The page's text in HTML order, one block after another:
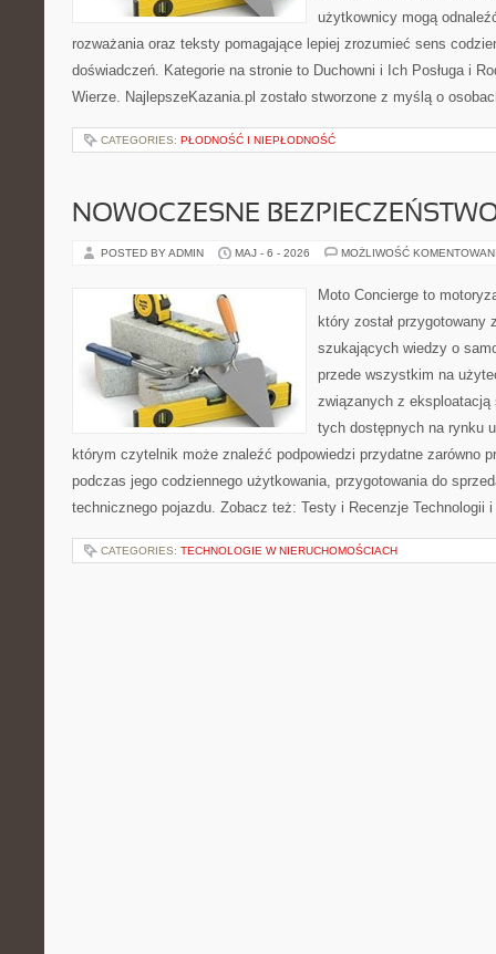
użytkownicy mogą
rozważania oraz teksty pomagające lepiej zrozumieć sens
doświadczeń. Kategorie na stronie to Duchowni i Ich Posługa i
Wierze. NajlepszeKazania.pl zostało stworzone z myślą o
CATEGORIES: PŁODNOŚĆ I NIEPŁODNOŚĆ
NOWOCZESNE
POSTED BY ADMIN MAJ - 6 - 2026 MOŻLIWOŚĆ
Moto Concierge to
który został przygotowany
szukających wiedzy o
przede wszystkim na
związanych z eksploatacją
tych dostępnych na rynku
którym czytelnik może znaleźć podpowiedzi przydatne zarówno
podczas jego codziennego użytkowania, przygotowania do
technicznego pojazdu. Zobacz też: Testy i Recenzje
CATEGORIES: TECHNOLOGIE W NIERUCHOMOŚCIACH